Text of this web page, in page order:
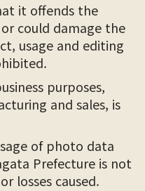
it offends the
could damage the
usage and editing
purposes,
and sales, is
of photo data
Prefecture is not
losses caused.